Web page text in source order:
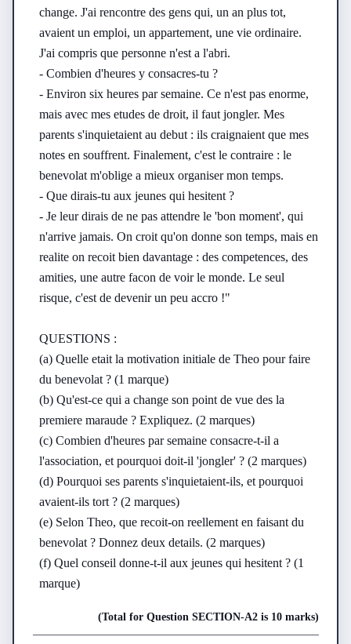
change. J'ai rencontre des gens qui, un an plus tot,
avaient un emploi, un appartement, une vie ordinaire.
J'ai compris que personne n'est a l'abri.
- Combien d'heures y consacres-tu ?
- Environ six heures par semaine. Ce n'est pas enorme,
mais avec mes etudes de droit, il faut jongler. Mes
parents s'inquietaient au debut : ils craignaient que mes
notes en souffrent. Finalement, c'est le contraire : le
benevolat m'oblige a mieux organiser mon temps.
- Que dirais-tu aux jeunes qui hesitent ?
- Je leur dirais de ne pas attendre le 'bon moment', qui
n'arrive jamais. On croit qu'on donne son temps, mais en
realite on recoit bien davantage : des competences, des
amities, une autre facon de voir le monde. Le seul
risque, c'est de devenir un peu accro !"
QUESTIONS :
(a) Quelle etait la motivation initiale de Theo pour faire
du benevolat ? (1 marque)
(b) Qu'est-ce qui a change son point de vue des la
premiere maraude ? Expliquez. (2 marques)
(c) Combien d'heures par semaine consacre-t-il a
l'association, et pourquoi doit-il 'jongler' ? (2 marques)
(d) Pourquoi ses parents s'inquietaient-ils, et pourquoi
avaient-ils tort ? (2 marques)
(e) Selon Theo, que recoit-on reellement en faisant du
benevolat ? Donnez deux details. (2 marques)
(f) Quel conseil donne-t-il aux jeunes qui hesitent ? (1
marque)
(Total for Question SECTION-A2is 10 marks)